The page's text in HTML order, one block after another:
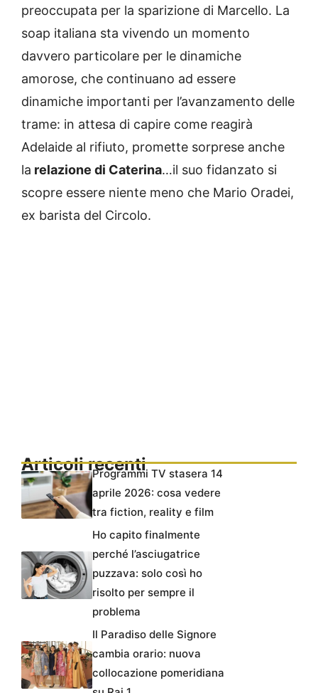
preoccupata per la sparizione di Marcello. La
soap italiana sta vivendo un momento
davvero particolare per le dinamiche
amorose, che continuano ad essere
dinamiche importanti per l’avanzamento delle
trame: in attesa di capire come reagirà
Adelaide al rifiuto, promette sorprese anche
la relazione di Caterina…il suo fidanzato si
scopre essere niente meno che Mario Oradei,
ex barista del Circolo.
Articoli recentiProgrammi TV stasera 14
aprile 2026: cosa vedere
tra fiction, reality e film
Ho capito finalmente
perché l’asciugatrice
puzzava: solo così ho
risolto per sempre il
problema
Il Paradiso delle Signore
cambia orario: nuova
collocazione pomeridiana